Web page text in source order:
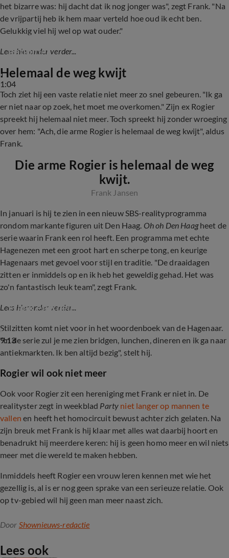
het bizarre was: hij dacht dat ik nog jonger was", zegt Frank. "Na
de vrijpartij heb ik hem maar verteld hoe oud ik echt ben.
Gelukkig viel hij wel op wat ouder."
Lees hieronder verder...
1:04
Frank Jansen: scheiding met Rogier is
definitief
Helemaal de weg kwijt
Toch ziet hij een vaste relatie niet meer zo snel gebeuren. "Ik ga
er niet naar op zoek, het moet me overkomen." Zijn ex Rogier
spreekt hij helemaal niet meer. Toch spreekt hij zonder wroeging
over hem: "Ach, die arme Rogier is helemaal de weg kwijt", aldus
Frank.
Die arme Rogier is helemaal de weg
kwijt.
Frank Jansen
In januari is hij te zien in een nieuw SBS-realityprogramma
rondom markante figuren uit Den Haag. Oh oh Den Haagheet de
serie waarin Frank een rol heeft. Een programma met echte
Hagenezen met een groot hart en scherpe tong, en keurige
Hagenaars met gevoel voor stijl en traditie. "De draaidagen
zitten er inmiddels op en ik heb het geweldig gehad. Het was
zo'n fantastisch leuk team", zegt Frank.
Lees hieronder verder...
9:13
Frank en Rogier officieel gescheiden
Stilzitten komt niet voor in het woordenboek van de Hagenaar.
"In de serie zul je me zien bridgen, lunchen, dineren en ik ga naar
antiekmarkten. Ik ben altijd bezig", stelt hij.
Rogier wil ook niet meer
Ook voor Rogier zit een hereniging met Frank er niet in. De
realityster zegt in weekblad Party niet langer op mannen te
vallen en heeft het homocircuit bewust achter zich gelaten. Na
zijn breuk met Frank is hij klaar met alles wat daarbij hoort en
benadrukt hij meerdere keren: hij is geen homo meer en wil niets
meer met die wereld te maken hebben.
Inmiddels heeft Rogier een vrouw leren kennen met wie het
gezellig is, al is er nog geen sprake van een serieuze relatie. Ook
op tv-gebied wil hij geen man meer naast zich.
Door Shownieuws-redactie
Lees ook